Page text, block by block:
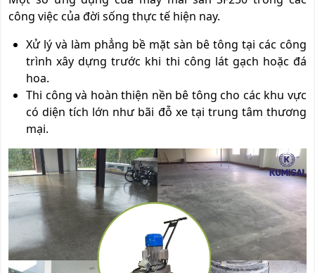
công việc của đời sống thực tế hiện nay.
Xử lý và làm phẳng bề mặt sàn bê tông tại các công
trình xây dựng trước khi thi công lát gạch hoặc đá
hoa.
Thi công và hoàn thiện nền bê tông cho các khu vực
có diện tích lớn như bãi đỗ xe tại trung tâm thương
mại.